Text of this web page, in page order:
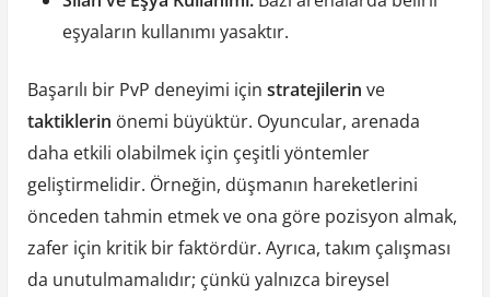
eşyaların kullanımı yasaktır.
Başarılı bir PvP deneyimi için stratejilerin ve
taktiklerin önemi büyüktür. Oyuncular, arenada
daha etkili olabilmek için çeşitli yöntemler
geliştirmelidir. Örneğin, düşmanın hareketlerini
önceden tahmin etmek ve ona göre pozisyon almak,
zafer için kritik bir faktördür. Ayrıca, takım çalışması
da unutulmamalıdır; çünkü yalnızca bireysel